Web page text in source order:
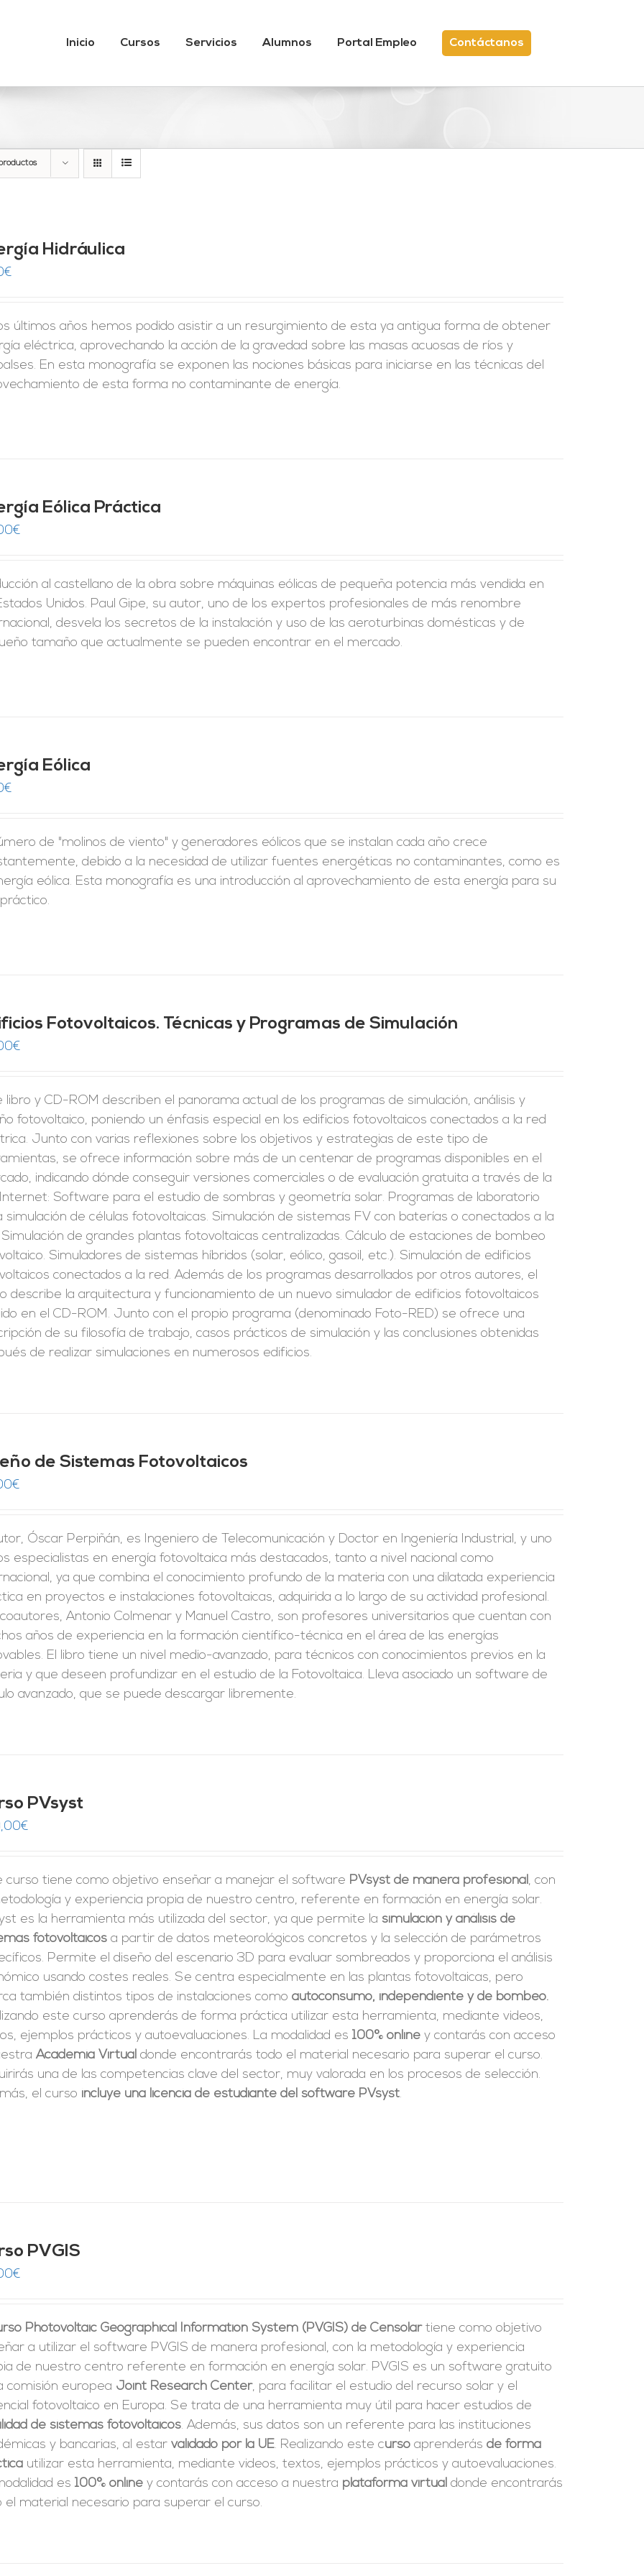
Inicio Cursos Servicios Alumnos Portal Empleo Contáctanos
Hidráulica
€
últimos años hemos podido asistir a un resurgimiento de esta ya antigua forma de obtener
eléctrica, aprovechando la acción de la gravedad sobre las masas acuosas de ríos y
En esta monografía se exponen las nociones básicas para iniciarse en las técnicas del
de esta forma no contaminante de energía.
Eólica Práctica
€
al castellano de la obra sobre máquinas eólicas de pequeña potencia más vendida en
Unidos. Paul Gipe, su autor, uno de los expertos profesionales de más renombre
desvela los secretos de la instalación y uso de las aeroturbinas domésticas y de
tamaño que actualmente se pueden encontrar en el mercado.
Eólica
€
de "molinos de viento" y generadores eólicos que se instalan cada año crece
debido a la necesidad de utilizar fuentes energéticas no contaminantes, como es
eólica. Esta monografía es una introducción al aprovechamiento de esta energía para su
Fotovoltaicos. Técnicas y Programas de Simulación
€
libro y CD-ROM describen el panorama actual de los programas de simulación, análisis y
fotovoltaico, poniendo un énfasis especial en los edificios fotovoltaicos conectados a la red
Junto con varias reflexiones sobre los objetivos y estrategias de este tipo de
se ofrece información sobre más de un centenar de programas disponibles en el
indicando dónde conseguir versiones comerciales o de evaluación gratuita a través de la
Software para el estudio de sombras y geometría solar. Programas de laboratorio
simulación de células fotovoltaicas. Simulación de sistemas FV con baterías o conectados a la
de grandes plantas fotovoltaicas centralizadas. Cálculo de estaciones de bombeo
Simuladores de sistemas híbridos (solar, eólico, gasoil, etc.). Simulación de edificios
conectados a la red. Además de los programas desarrollados por otros autores, el
describe la arquitectura y funcionamiento de un nuevo simulador de edificios fotovoltaicos
en el CD-ROM. Junto con el propio programa (denominado Foto-RED) se ofrece una
de su filosofía de trabajo, casos prácticos de simulación y las conclusiones obtenidas
de realizar simulaciones en numerosos edificios.
de Sistemas Fotovoltaicos
€
Óscar Perpiñán, es Ingeniero de Telecomunicación y Doctor en Ingeniería Industrial, y uno
especialistas en energía fotovoltaica más destacados, tanto a nivel nacional como
ya que combina el conocimiento profundo de la materia con una dilatada experiencia
en proyectos e instalaciones fotovoltaicas, adquirida a lo largo de su actividad profesional.
Antonio Colmenar y Manuel Castro, son profesores universitarios que cuentan con
años de experiencia en la formación científico-técnica en el área de las energías
El libro tiene un nivel medio-avanzado, para técnicos con conocimientos previos en la
y que deseen profundizar en el estudio de la Fotovoltaica. Lleva asociado un software de
avanzado, que se puede descargar libremente.
PVsyst
€
curso tiene como objetivo enseñar a manejar el software PVsyst de manera profesional, con
y experiencia propia de nuestro centro, referente en formación en energía solar.
es la herramienta más utilizada del sector, ya que permite la simulación y análisis de
fotovoltaicos a partir de datos meteorológicos concretos y la selección de parámetros
Permite el diseño del escenario 3D para evaluar sombreados y proporciona el análisis
usando costes reales. Se centra especialmente en las plantas fotovoltaicas, pero
también distintos tipos de instalaciones comoautoconsumo, independiente y de bombeo.
este curso aprenderás de forma práctica utilizar esta herramienta, mediante videos,
ejemplos prácticos y autoevaluaciones. La modalidad es100% online y contarás con acceso
Academia Virtual donde encontrarás todo el material necesario para superar el curso.
una de las competencias clave del sector, muy valorada en los procesos de selección.
el curso incluye una licencia de estudiante del software PVsyst.
PVGIS
€
Photovoltaic Geographical Information System (PVGIS) de Censolartiene como objetivo
a utilizar el software PVGIS de manera profesional, con la metodología y experiencia
de nuestro centro referente en formación en energía solar. PVGIS es un software gratuito
comisión europea Joint Research Center, para facilitar el estudio del recurso solar y el
fotovoltaico en Europa. Se trata de una herramienta muy útil para hacer estudios de
de sistemas fotovoltaicos. Además, sus datos son un referente para las instituciones
y bancarias, al estarvalidado por la UE. Realizando este curso aprenderásde forma
utilizar esta herramienta, mediante videos, textos, ejemplos prácticos y autoevaluaciones.
es100% online y contarás con acceso a nuestra plataforma virtual donde encontrarás
el material necesario para superar el curso.